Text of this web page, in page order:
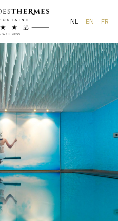
CHAUDFONTAINE
80 67
DOORHIERTE KLIKKEN
NL EN FR